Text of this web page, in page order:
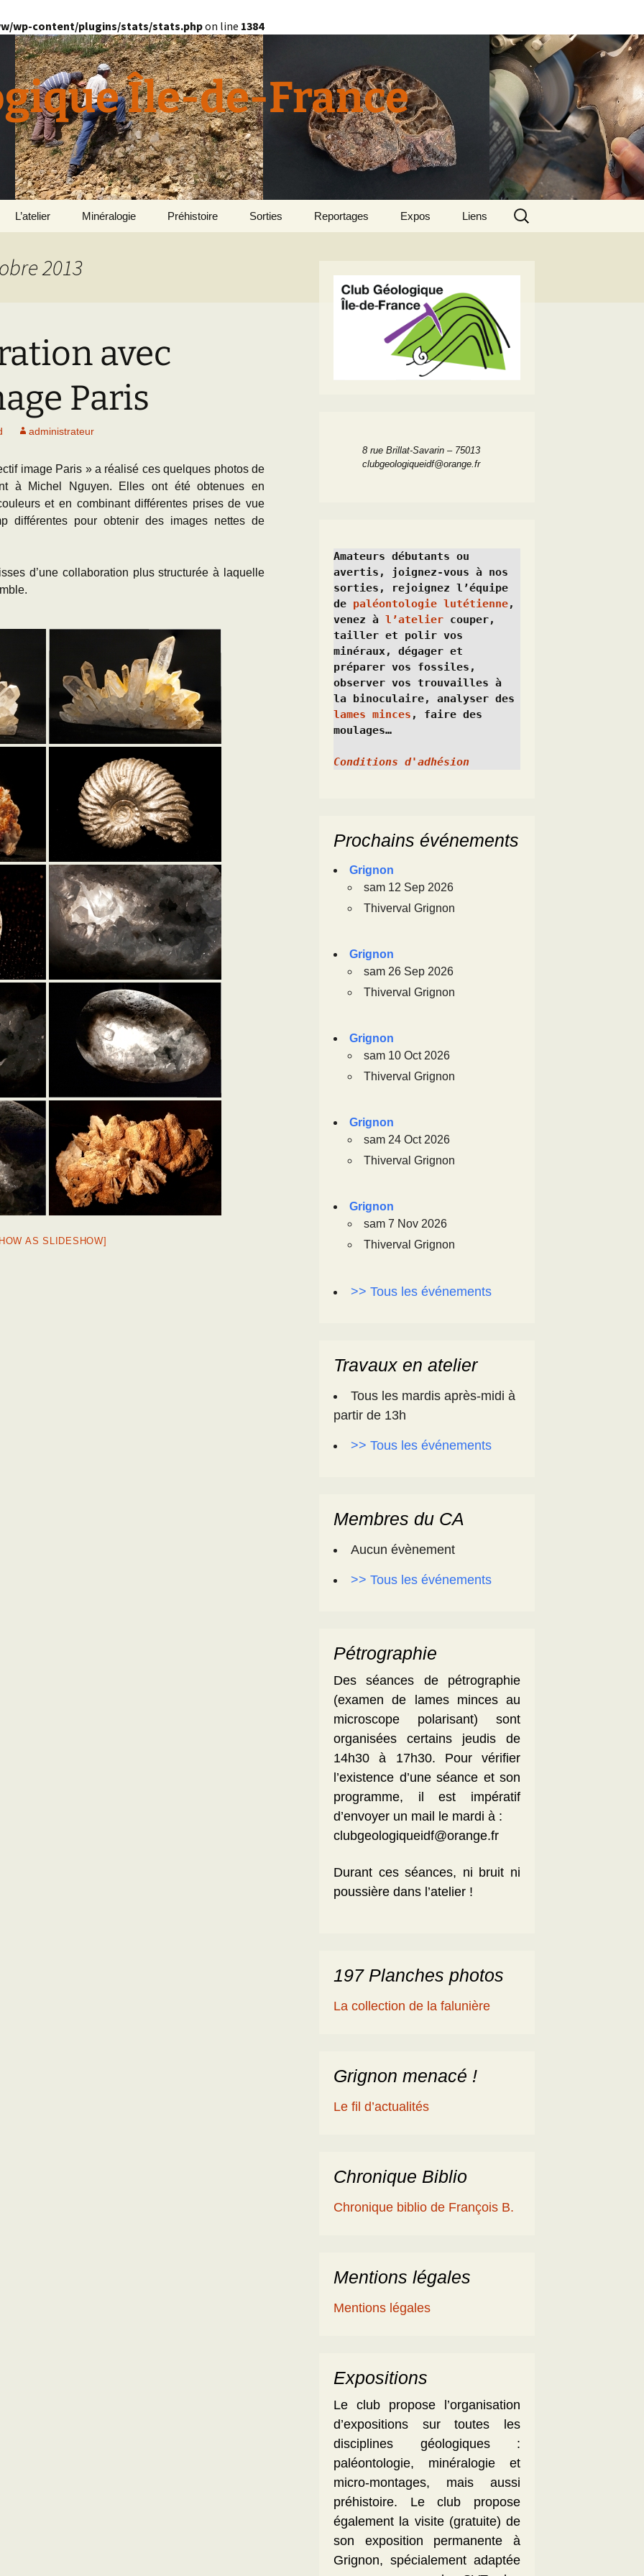
wp-content/plugins/stats/stats.phpon line 1384
Île-de-France
Les premières cartes
parisien
chronostratigraphique
Transgression/Régression
marine
Documentation pour la
détermination des
fossiles de l’Eocène du
Les Scientifiques à
Grignon
La Falunière de Grignon
falunière
Exposition permanente
et Galerie de Photos
25 mai 2014 : Les 25
ans de Grignon
Activités
Documentation réunions
Equipiers
L’atelier Minéralogie Préhistoire Sorties Reportages Expos Liens
Rechercher :
2013
avec
Paris
administrateur
image Paris » a réalisé ces quelques photos de
à Michel Nguyen. Elles ont été obtenues en
et en combinant différentes prises de vue
différentes pour obtenir des images nettes de
d’une collaboration plus structurée à laquelle
AS SLIDESHOW]
8 rue Brillat-Savarin – 75013
clubgeologiqueidf@orange.fr
Amateurs débutants ou
avertis, joignez-vous à nos
sorties, rejoignez l’équipe
de paléontologie lutétienne,
venez à l’atelier couper,
tailler et polir vos
minéraux, dégager et
préparer vos fossiles,
observer vos trouvailles à
lames minces , faire des
moulages…
Conditions d'adhésion
Prochains événements
Grignon
sam 12 Sep 2026
Thiverval Grignon
Grignon
sam 26 Sep 2026
Thiverval Grignon
Grignon
sam 10 Oct 2026
Thiverval Grignon
Grignon
sam 24 Oct 2026
Thiverval Grignon
Grignon
sam 7 Nov 2026
Thiverval Grignon
>> Tous les événements
Travaux en atelier
Tous les mardis après-midi à
partir de 13h
>> Tous les événements
Membres du CA
Aucun évènement
>> Tous les événements
Pétrographie
Des séances de pétrographie
(examen de lames minces au
microscope polarisant) sont
organisées certains jeudis de
14h30 à 17h30. Pour vérifier
l’existence d’une séance et son
programme, il est impératif
d’envoyer un mail le mardi à :
clubgeologiqueidf@orange.fr
Durant ces séances, ni bruit ni
poussière dans l’atelier !
197 Planches photos
La collection de la falunière
Grignon menacé !
Le fil d’actualités
Chronique Biblio
Chronique biblio de François B.
Mentions légales
Mentions légales
Expositions
Le club propose l’organisation
d’expositions sur toutes les
disciplines géologiques :
paléontologie, minéralogie et
micro-montages, mais aussi
préhistoire. Le club propose
également la visite (gratuite) de
son exposition permanente à
Grignon, spécialement adaptée